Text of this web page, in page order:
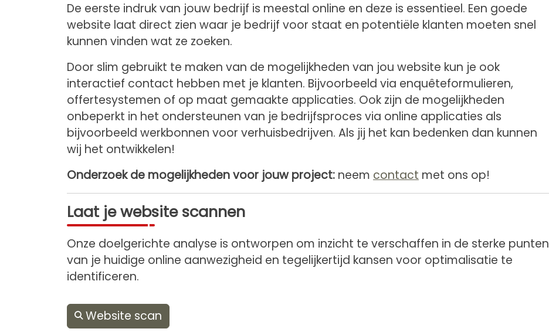
De eerste indruk van jouw bedrijf is meestal online en deze is essentieel. Een goede
website laat direct zien waar je bedrijf voor staat en potentiële klanten moeten snel
kunnen vinden wat ze zoeken.
Door slim gebruikt te maken van de mogelijkheden van jou website kun je ook
interactief contact hebben met je klanten. Bijvoorbeeld via enquêteformulieren,
offertesystemen of op maat gemaakte applicaties. Ook zijn de mogelijkheden
onbeperkt in het ondersteunen van je bedrijfsproces via online applicaties als
bijvoorbeeld werkbonnen voor verhuisbedrijven. Als jij het kan bedenken dan kunnen
wij het ontwikkelen!
Onderzoek de mogelijkheden voor jouw project: neem contact met ons op!
Laat je website scannen
Onze doelgerichte analyse is ontworpen om inzicht te verschaffen in de sterke punten
van je huidige online aanwezigheid en tegelijkertijd kansen voor optimalisatie te
identificeren.
Website scan